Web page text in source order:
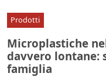
Prodotti
Microplastiche
davvero lontane:
famiglia